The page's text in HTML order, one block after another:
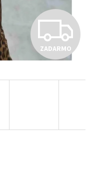
Z
A
ZADARMO